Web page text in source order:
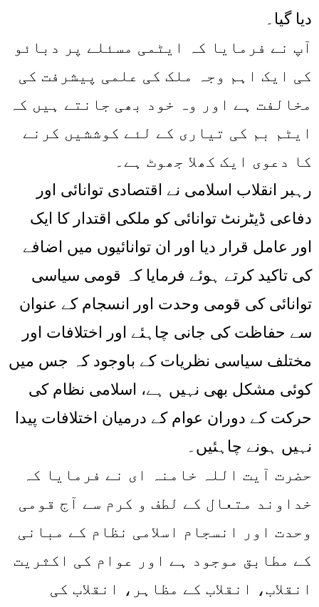
دیا گیا۔
آپ نے فرمایا کہ ایٹمی مسئلے پر دبائو
کی ایک اہم وجہ ملک کی علمی پیشرفت کی
مخالفت ہے اور وہ خود بھی جانتے ہیں کہ
ایٹم بم کی تیاری کے لئے کوششیں کرنے
کا دعوی ایک کھلا جھوٹ ہے۔
رہبر انقلاب اسلامی نے اقتصادی توانائی اور
دفاعی ڈیٹرنٹ توانائی کو ملکی اقتدار کا ایک
اور عامل قرار دیا اور ان توانائیوں میں اضافے
کی تاکید کرتے ہوئے فرمایا کہ قومی سیاسی
توانائی کی قومی وحدت اور انسجام کے عنوان
سے حفاظت کی جانی چاہئے اور اختلافات اور
مختلف سیاسی نظریات کے باوجود کہ جس میں
کوئی مشکل بھی نہیں ہے، اسلامی نظام کی
حرکت کے دوران عوام کے درمیان اختلافات پیدا
نہیں ہونے چاہئیں۔
حضرت آیت اللہ خامنہ ای نے فرمایا کہ
خداوند متعال کے لطف و کرم سے آج قومی
وحدت اور انسجام اسلامی نظام کے مبانی
کے مطابق موجود ہے اور عوام کی اکثریت
انقلاب، انقلاب کے مظاہر، انقلاب کی